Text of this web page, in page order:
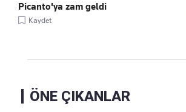
Picanto'ya zam geldi
Kaydet
ÖNE ÇIKANLAR